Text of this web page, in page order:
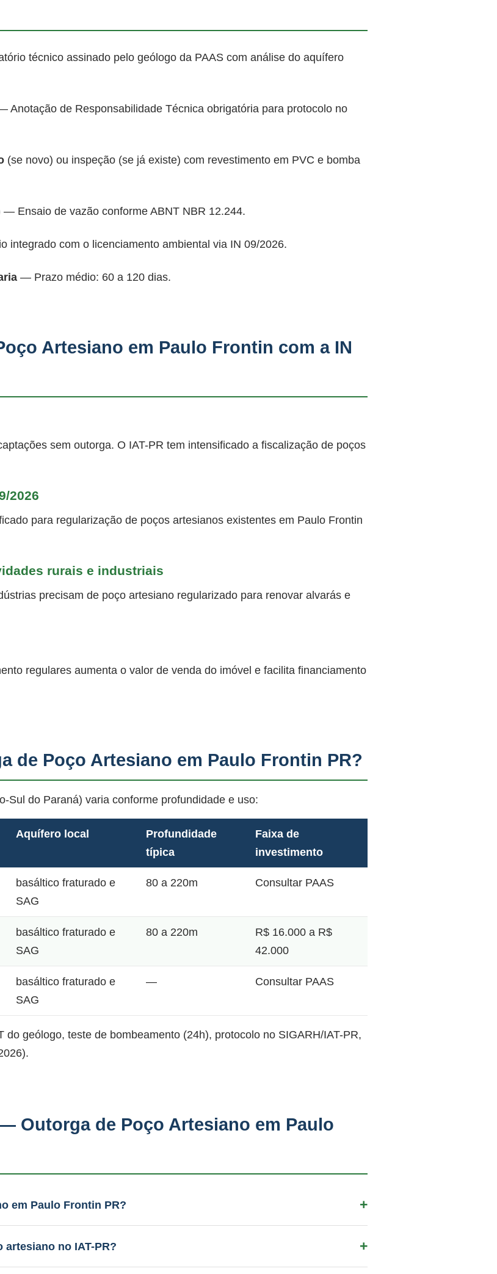
técnico assinado pelo geólogo da PAAS com análise do aquífero
Anotação de Responsabilidade Técnica obrigatória para protocolo no
(se novo) ou inspeção (se já existe) com revestimento em PVC e bomba
— Ensaio de vazão conforme ABNT NBR 12.244.
integrado com o licenciamento ambiental via IN 09/2026.
— Prazo médio: 60 a 120 dias.
Artesiano em Paulo Frontin com a IN
sem outorga. O IAT-PR tem intensificado a fiscalização de poços
2026
para regularização de poços artesianos existentes em Paulo Frontin
rurais e industriais
precisam de poço artesiano regularizado para renovar alvarás e
regulares aumenta o valor de venda do imóvel e facilita financiamento
de Poço Artesiano em Paulo Frontin PR?
Sul do Paraná) varia conforme profundidade e uso:
Aquífero local
Profundidade
típica
Faixa de
investimento
basáltico fraturado e
SAG
80 a 220m Consultar PAAS
basáltico fraturado e
SAG
80 a 220m
R$ 16.000 a R$
42.000
basáltico fraturado e
SAG
— Consultar PAAS
do geólogo, teste de bombeamento (24h), protocolo no SIGARH/IAT-PR,
Outorga de Poço Artesiano em Paulo
em Paulo Frontin PR?
ART, teste de bombeamento) e protocola no IAT-PR via SIGARH.
WhatsApp: (51) 99289-2188.
no IAT-PR?
com a IN 09/2026. A PAAS acompanha até a emissão da portaria.